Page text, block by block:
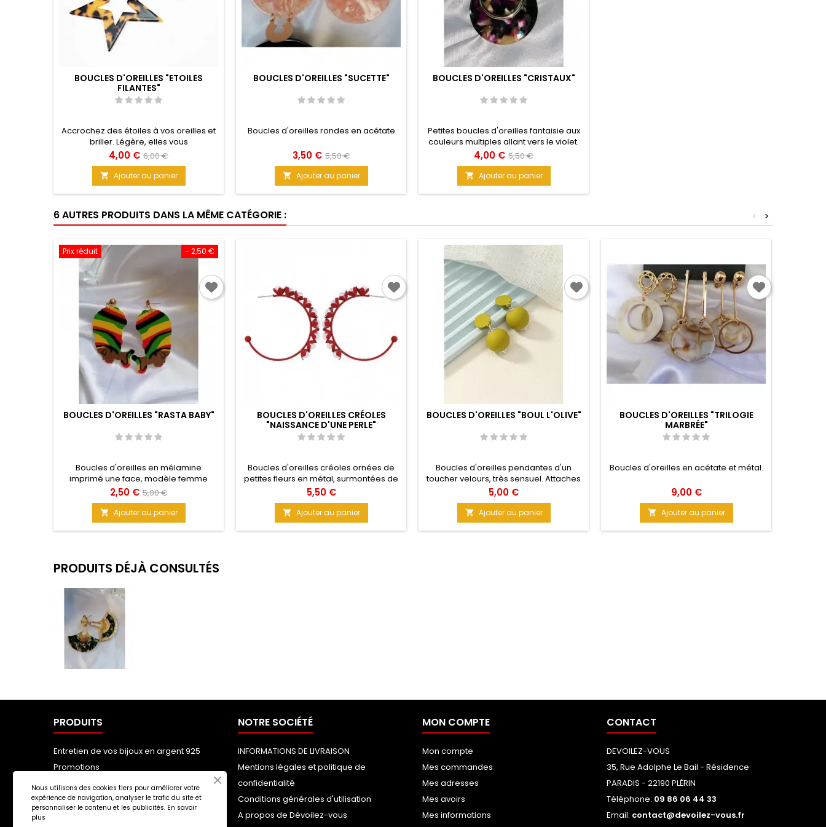
BOUCLES D'OREILLES "ETOILES
FILANTES"
Accrochez des étoiles à vos oreilles et
briller. Légère, elles vous
accompagneront en ville comme au
bureau pour un look originale et
tendance. Couleur vives, marron/noire.
Taille : 7 cm Matière : Acrylique
Prix
4,00 € Prix
base
6,00 €
 Ajouter au panier
BOUCLES D'OREILLES "SUCETTE"
Boucles d'oreilles rondes en acétate
Prix
3,50 € Prix
base
5,50 €
 Ajouter au panier
BOUCLES D'OREILLES "CRISTAUX"
Petites boucles d'oreilles fantaisie aux
couleurs multiples allant vers le violet.
Magnifique et rare, elles seront parfaite
pour toutes vos sorties. Matière :
Acrylique Taille : 3,5 cm
Prix
4,00 € Prix
base
5,50 €
 Ajouter au panier
6 AUTRES PRODUITS DANS LA MÊME CATÉGORIE : >
<
- 2,50 €
Prix réduit
BOUCLES D'OREILLES "RASTA BABY"
Boucles d'oreilles en mélamine
imprimé une face, modèle femme
RASTA. Mettez cette petite touche
originale à vos tenues pour être vue à
coup sûr. Couleur intenses et durable.
Matière : Mélamine Taille : 4 cm
Prix
2,50 € Prix
base
5,00 €
 Ajouter au panier
BOUCLES D'OREILLES CRÉOLES
"NAISSANCE D'UNE PERLE"
Boucles d'oreilles créoles ornées de
petites fleurs en métal, surmontées de
petites perles blanches. Créoles demi
cercle Taille : 4,8 cm Matière : Métal
Prix
5,50 €
 Ajouter au panier
BOUCLES D'OREILLES "BOUL L'OLIVE"
Boucles d'oreilles pendantes d'un
toucher velours, très sensuel. Attaches
par clip. La boule est surmontée et
maintenue par des apprêts fleurs
dorés ajourés. Matière : Métal Taille : 3,5
cm Couleur : Vert olive
Prix
5,00 €
 Ajouter au panier
BOUCLES D'OREILLES "TRILOGIE
MARBRÉE"
Boucles d'oreilles en acétate et métal.
Prix
9,00 €
 Ajouter au panier
PRODUITS DÉJÀ CONSULTÉS
PRODUITS
Entretien de vos bijoux en argent 925
Promotions
Nouveaux produits
Meilleures ventes
NOTRE SOCIÉTÉ
INFORMATIONS DE LIVRAISON
Mentions légales et politique de
confidentialité
Conditions générales d'utilisation
A propos de Dévoilez-vous
MON COMPTE
Mon compte
Mes commandes
Mes adresses
Mes avoirs
Mes informations
CONTACT
DEVOILEZ-VOUS
35, Rue Adolphe Le Bail - Résidence
PARADIS - 22190 PLÉRIN
Téléphone: 09 86 06 44 33
Email: contact@devoilez-vous.fr
Nous utilisons des cookies tiers pour améliorer votre
expérience de navigation, analyser le trafic du site et
personnaliser le contenu et les publicités. En savoir
plus